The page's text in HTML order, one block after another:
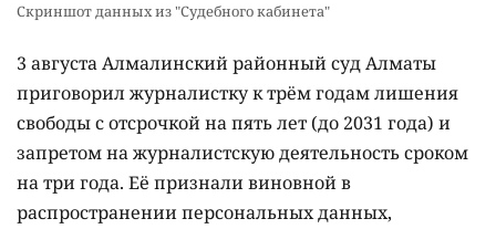
Скриншот данных из "Судебного кабинета"
3 августа Алмалинский районный суд Алматы
приговорил журналистку к трём годам лишения
свободы с отсрочкой на пять лет (до 2031 года) и
запретом на журналистскую деятельность сроком
на три года. Её признали виновной в
распространении персональных данных,